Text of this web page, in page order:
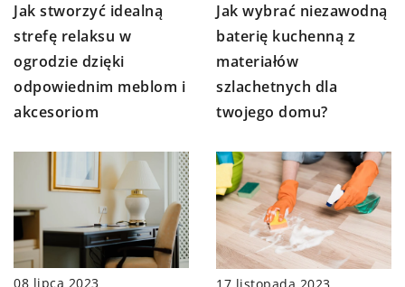
Jak stworzyć idealną
strefę relaksu w
ogrodzie dzięki
odpowiednim meblom i
akcesoriom
Jak wybrać niezawodną
baterię kuchenną z
materiałów
szlachetnych dla
twojego domu?
08 lipca 2023 17 listopada 2023